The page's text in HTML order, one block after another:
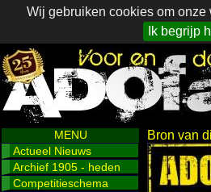
Wij gebruiken cookies om onze
Ik begrijp
MENU
Actueel Nieuws
Archief 1905 - heden
Competitieschema
Bron van